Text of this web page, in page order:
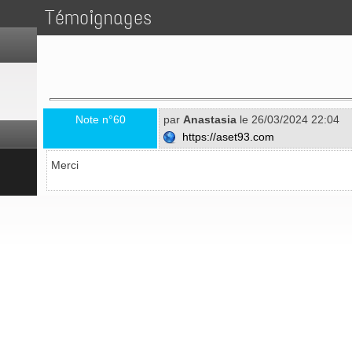
Témoignages
Note n°60 par Anastasia le 26/03/2024 22:04
https://aset93.com
Merci